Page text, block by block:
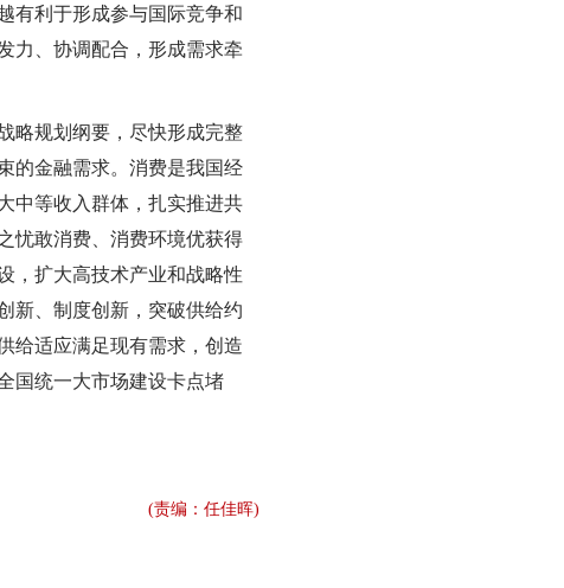
有利于形成参与国际竞争和
力、协调配合，形成需求牵
规划纲要，尽快形成完整
的金融需求。消费是我国经
中等收入群体，扎实推进共
忧敢消费、消费环境优获得
，扩大高技术产业和战略性
新、制度创新，突破供给约
给适应满足现有需求，创造
国统一大市场建设卡点堵
(责编：任佳晖)